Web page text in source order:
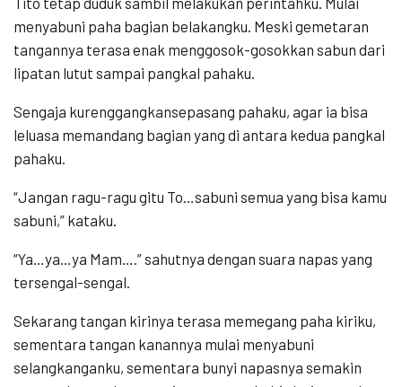
menyabuni paha bagian belakangku. Meski gemetaran
tangannya terasa enak menggosok-gosokkan sabun dari
lipatan lutut sampai pangkal pahaku.
Sengaja kurenggangkansepasang pahaku, agar ia bisa
leluasa memandang bagian yang di antara kedua pangkal
pahaku.
“Jangan ragu-ragu gitu To…sabuni semua yang bisa kamu
sabuni,” kataku.
“Ya…ya…ya Mam….” sahutnya dengan suara napas yang
tersengal-sengal.
Sekarang tangan kirinya terasa memegang paha kiriku,
sementara tangan kanannya mulai menyabuni
selangkanganku, sementara bunyi napasnya semakin